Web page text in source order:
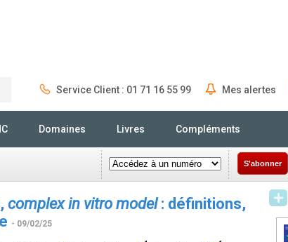
Service Client : 01 71 16 55 99 Mes alertes
Domaines Livres Compléments
S'abonner
complex in vitro model: définitions,
- 09/02/25